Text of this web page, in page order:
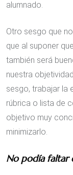
alumnado.
Otro sesgo que
que al suponer
también será
nuestra
sesgo, trabajar la
rúbrica o lista de
objetivo muy
minimizarlo.
No podía faltar